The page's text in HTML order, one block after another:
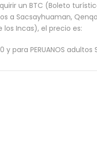
un BTC (Boleto
a Sacsayhuaman,
Incas), el precio es:
y para PERUANOS